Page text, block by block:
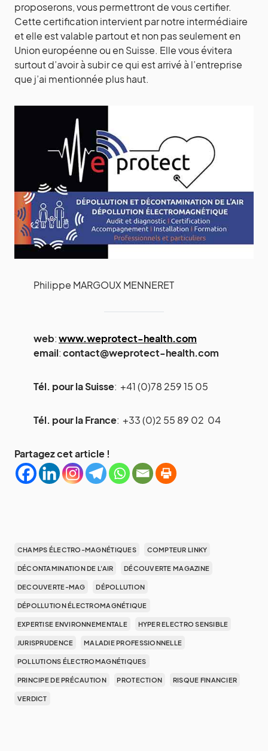
proposerons, vous permettront de vous certifier.
Cette certification intervient par notre intermédiaire
et elle est valable partout et non pas seulement en
Union européenne ou en Suisse. Elle vous évitera
surtout d’avoir à subir ce qui est arrivé à l’entreprise
que j’ai mentionnée plus haut.
Philippe MARGOUX MENNERET
web:www.weprotect-health.com
email:contact@weprotect-health.com
Tél. pour la Suisse: +41 (0)78 259 15 05
Tél. pour la France: +33 (0)2 55 89 02 04
Partagez cet article !
CHAMPS ÉLECTRO-MAGNÉTIQUES COMPTEUR LINKY
DÉCONTAMINATION DE L'AIR DÉCOUVERTE MAGAZINE
DECOUVERTE-MAG DÉPOLLUTION
DÉPOLLUTION ÉLECTROMAGNÉTIQUE
EXPERTISE ENVIRONNEMENTALE HYPER ELECTRO SENSIBLE
JURISPRUDENCE MALADIE PROFESSIONNELLE
POLLUTIONS ÉLECTROMAGNÉTIQUES
PRINCIPE DE PRÉCAUTION PROTECTION RISQUE FINANCIER
VERDICT